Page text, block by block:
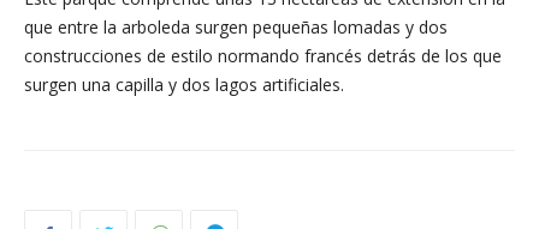
que entre la arboleda surgen pequeñas lomadas y dos
construcciones de estilo normando francés detrás de los que
surgen una capilla y dos lagos artificiales.